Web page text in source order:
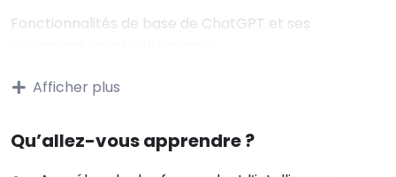
Fonctionnalités de base de ChatGPT et ses
Précautions indispensables à prendre (confidentialité
des informations juridiques).
2. Mes Modèles d’IA Préférés
Afficher plus
Qu’allez-vous apprendre ?